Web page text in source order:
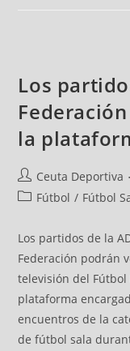
Los
la
Ceuta Deportiva
Fútbol / Fútbol
Los partidos de la
Federación podrán
televisión del Fútbol
plataforma
encuentros de la
de fútbol sala